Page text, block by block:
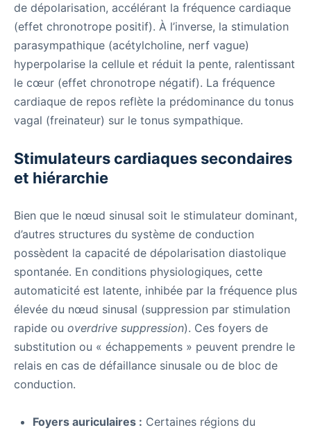
de dépolarisation, accélérant la fréquence cardiaque
(effet chronotrope positif). À l’inverse, la stimulation
parasympathique (acétylcholine, nerf vague)
hyperpolarise la cellule et réduit la pente, ralentissant
le cœur (effet chronotrope négatif). La fréquence
cardiaque de repos reflète la prédominance du tonus
vagal (freinateur) sur le tonus sympathique.
Stimulateurs cardiaques secondaires
et hiérarchie
Bien que le nœud sinusal soit le stimulateur dominant,
d’autres structures du système de conduction
possèdent la capacité de dépolarisation diastolique
spontanée. En conditions physiologiques, cette
automaticité est latente, inhibée par la fréquence plus
élevée du nœud sinusal (suppression par stimulation
rapide ou overdrive suppression). Ces foyers de
substitution ou « échappements » peuvent prendre le
relais en cas de défaillance sinusale ou de bloc de
conduction.
Foyers auriculaires : Certaines régions du